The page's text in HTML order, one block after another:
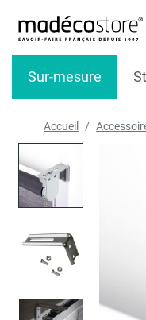
Sur-mesure
Accueil